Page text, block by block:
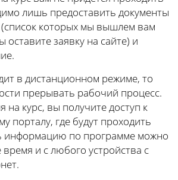
лишь предоставить документы
(список которых мы вышлем вам
оставите заявку на сайте) и
в дистанционном режиме, то
прерывать рабочий процесс.
на курс, вы получите доступ к
порталу, где будут проходить
информацию по программе можно
и с любого устройства с